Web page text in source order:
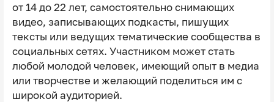
от 14 до 22 лет, самостоятельно снимающих
видео, записывающих подкасты, пишущих
тексты или ведущих тематические сообщества в
социальных сетях. Участником может стать
любой молодой человек, имеющий опыт в медиа
или творчестве и желающий поделиться им с
широкой аудиторией.